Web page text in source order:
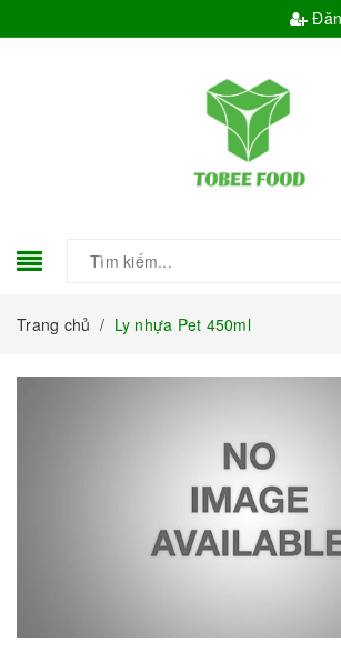
Trang chủ / Ly nhựa Pet 450ml